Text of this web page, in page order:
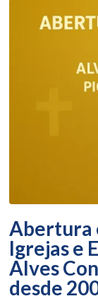
Abertura
Igrejas e
Alves
desde